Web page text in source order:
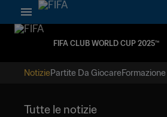
FIFA CLUB WORLD CUP 2025™
NotiziePartite Da GiocareFormazione
Tutte le notizie